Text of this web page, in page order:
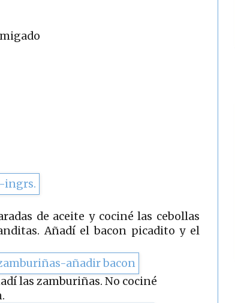
de aceite y cociné las cebollas
Añadí el bacon picadito y el
las zamburiñas. No cociné